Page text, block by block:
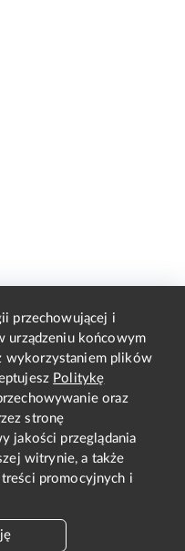
przechowującej i
urządzeniu końcowym
wykorzystaniem plików
Politykę
oraz
stronę
jakości przeglądania
witrynie, a także
promocyjnych i